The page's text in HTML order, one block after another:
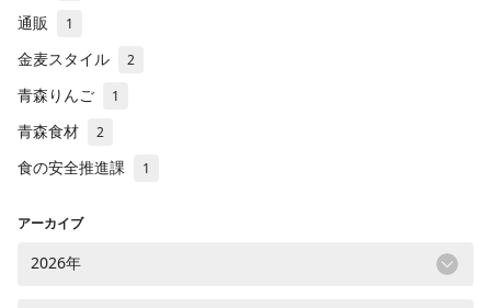
通販 1
金麦スタイル 2
青森りんご 1
青森食材 2
食の安全推進課 1
アーカイブ
2026年